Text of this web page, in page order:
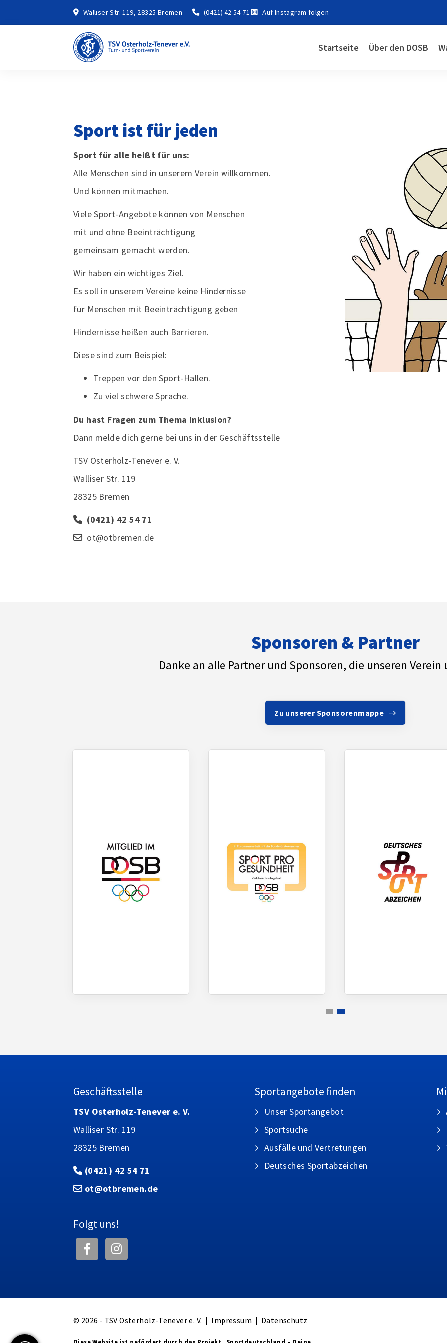
Walliser Str. 119, 28325 Bremen (0421) 42 54 71 Auf Instagram folgen
Startseite Über den DOSB
Sport ist für jeden
Sport für alle heißt für uns:
Alle Menschen sind in unserem Verein willkommen.
Und können mitmachen.
Viele Sport-Angebote können von Menschen
mit und ohne Beeinträchtigung
gemeinsam gemacht werden.
Wir haben ein wichtiges Ziel.
Es soll in unserem Vereine keine Hindernisse
für Menschen mit Beeinträchtigung geben
Hindernisse heißen auch Barrieren.
Diese sind zum Beispiel:
Treppen vor den Sport-Hallen.
Zu viel schwere Sprache.
Du hast Fragen zum Thema Inklusion?
Dann melde dich gerne bei uns in der Geschäftsstelle
TSV Osterholz-Tenever e. V.
Walliser Str. 119
28325 Bremen
(0421) 42 54 71
ot@otbremen.de
Sponsoren & Partner
Danke an alle Partner und Sponsoren, die unseren
Zu unserer Sponsorenmappe
Geschäftsstelle
TSV Osterholz-Tenever e. V.
Walliser Str. 119
28325 Bremen
(0421) 42 54 71
ot@otbremen.de
Sportangebote finden
Unser Sportangebot
Sportsuche
Ausfälle und Vertretungen
Deutsches Sportabzeichen
Folgt uns!
© 2026 - TSV Osterholz-Tenever e. V. | Impressum | Datenschutz